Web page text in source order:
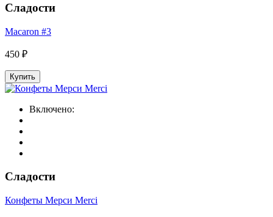
Сладости
Macaron #3
450 ₽
Купить
Включено:
Сладости
Конфеты Мерси Merci